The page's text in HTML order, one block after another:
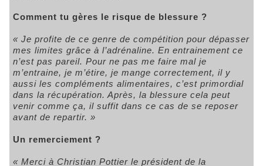
Comment tu gères le risque de blessure ?
« Je profite de ce genre de compétition pour dépasser
mes limites grâce à l’adrénaline. En entrainement ce
n’est pas pareil. Pour ne pas me faire mal je
m’entraine, je m’étire, je mange correctement, il y
aussi les compléments alimentaires, c’est primordial
dans la récupération. Après, la blessure cela peut
venir comme ça, il suffit dans ce cas de se reposer
avant de repartir. »
Un remerciement ?
« Merci à Christian Pottier le président de la